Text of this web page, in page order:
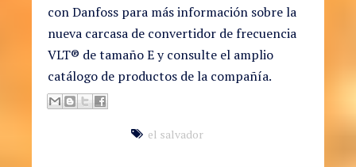
con Danfoss para más información sobre la
nueva carcasa de convertidor de frecuencia
VLT® de tamaño E y consulte el amplio
catálogo de productos de la compañía.
el salvador